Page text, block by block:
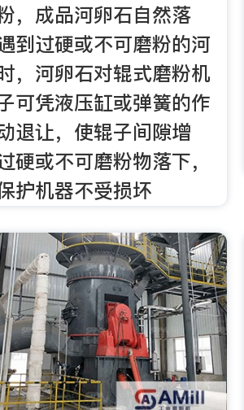
，成品河卵石自然落
到过硬或不可磨粉的河
，河卵石对辊式磨粉机
可凭液压缸或弹簧的作
退让，使辊子间隙增
硬或不可磨粉物落下，
护机器不受损坏